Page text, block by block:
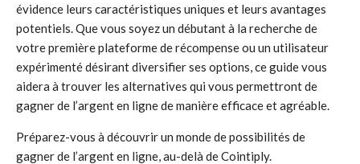
évidence leurs caractéristiques uniques et leurs avantages
potentiels. Que vous soyez un débutant à la recherche de
votre première plateforme de récompense ou un utilisateur
expérimenté désirant diversifier ses options, ce guide vous
aidera à trouver les alternatives qui vous permettront de
gagner de l’argent en ligne de manière efficace et agréable.
Préparez-vous à découvrir un monde de possibilités de
gagner de l’argent en ligne, au-delà de Cointiply.